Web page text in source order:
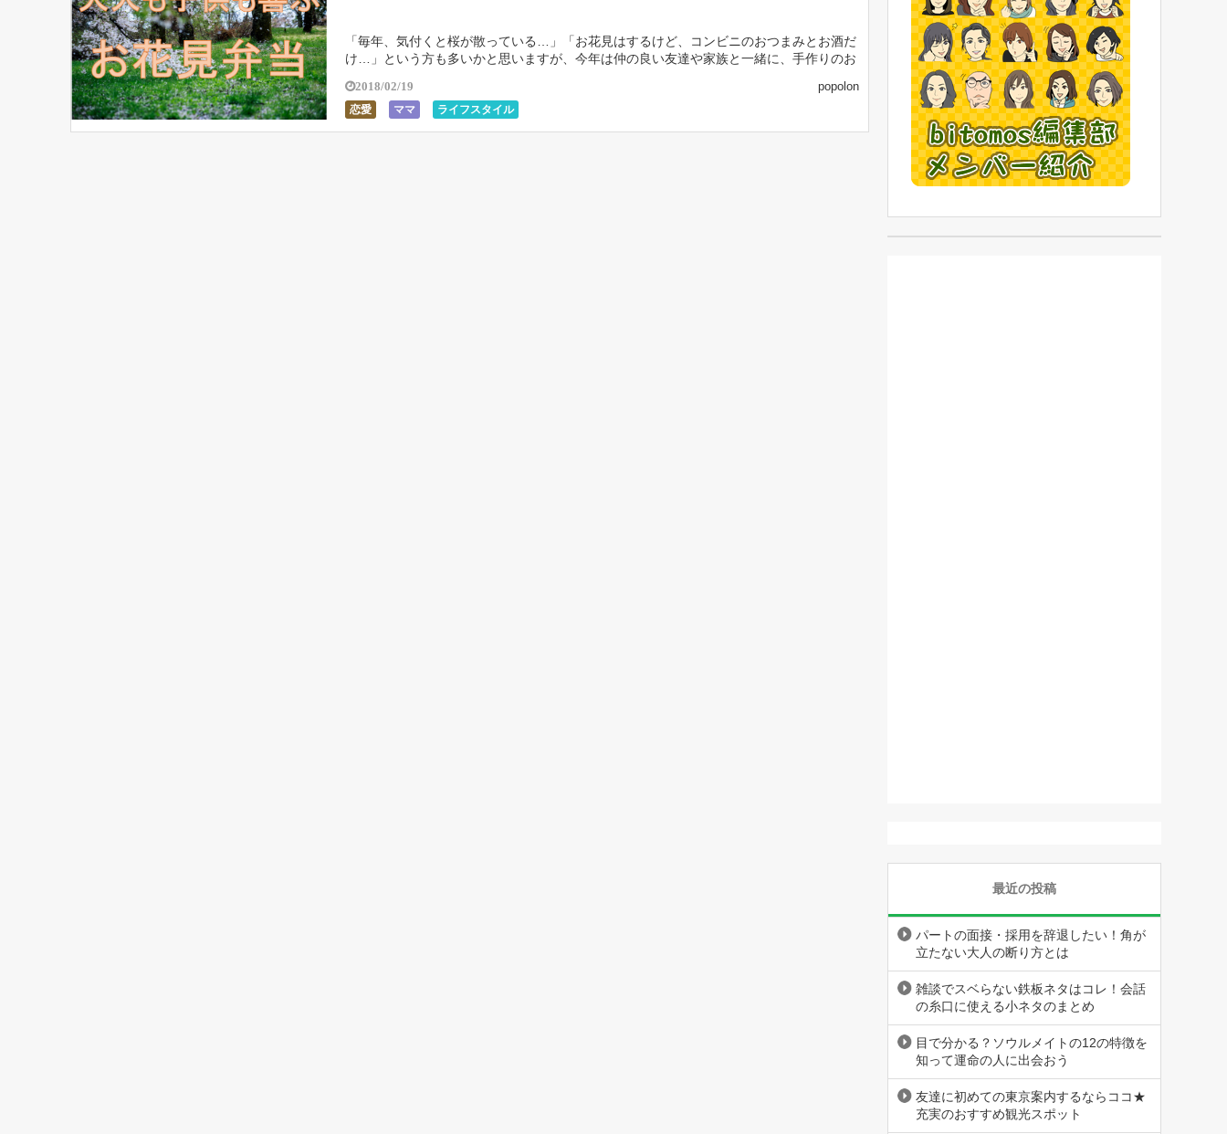
「毎年、気付くと桜が散っている…」「お花見はするけど、コンビニのおつまみとお酒だ
け…」という方も多いかと思いますが、今年は仲の良い友達や家族と一緒に、手作りのお
2018/02/19
恋愛 ママ ライフスタイル
popolon
最近の投稿
パートの面接・採用を辞退したい！角が
立たない大人の断り方とは
雑談でスベらない鉄板ネタはコレ！会話
の糸口に使える小ネタのまとめ
目で分かる？ソウルメイトの12の特徴を
知って運命の人に出会おう
友達に初めての東京案内するならココ★
充実のおすすめ観光スポット